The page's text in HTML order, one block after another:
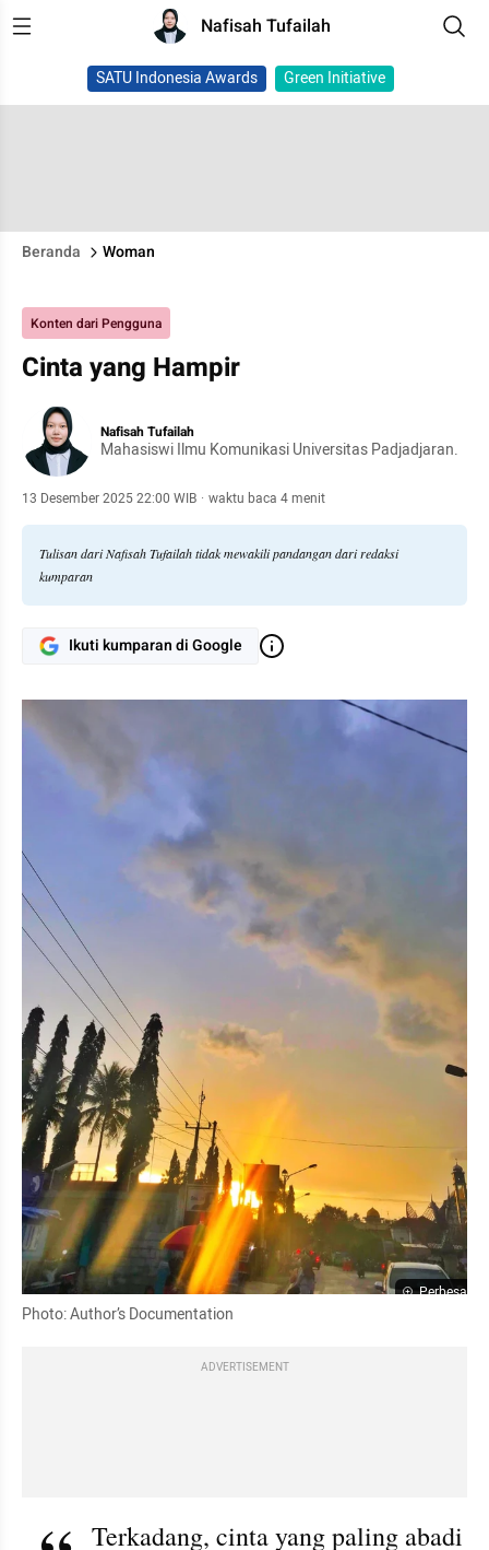
Nafisah Tufailah
SATU Indonesia Awards Green Initiative
Beranda Woman
Konten dari Pengguna
Cinta yang Hampir
Nafisah Tufailah
Mahasiswi Ilmu Komunikasi Universitas Padjadjaran.
13 Desember 2025 22:00 WIB · waktu baca 4 menit
Tulisan dari Nafisah Tufailah tidak mewakili pandangan dari redaksi
kumparan
Ikuti kumparan di Google
Perbesar
Photo: Author’s Documentation
ADVERTISEMENT
Terkadang, cinta yang paling abadi